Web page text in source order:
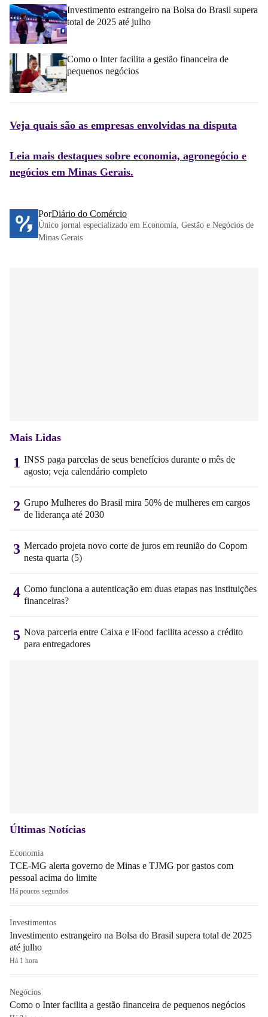
Investimento estrangeiro na Bolsa do Brasil supera
total de 2025 até julho
Como o Inter facilita a gestão financeira de
pequenos negócios
Veja quais são as empresas envolvidas na disputa
Leia mais destaques sobre economia, agronegócio e
negócios em Minas Gerais.
PorDiário do Comércio
Único jornal especializado em Economia, Gestão e Negócios de
Minas Gerais
Mais Lidas
1 INSS paga parcelas de seus benefícios durante o mês de
agosto; veja calendário completo
2 Grupo Mulheres do Brasil mira 50% de mulheres em cargos
de liderança até 2030
3 Mercado projeta novo corte de juros em reunião do Copom
nesta quarta (5)
4 Como funciona a autenticação em duas etapas nas instituições
financeiras?
5 Nova parceria entre Caixa e iFood facilita acesso a crédito
para entregadores
Últimas Notícias
Economia
TCE-MG alerta governo de Minas e TJMG por gastos com
pessoal acima do limite
Há poucos segundos
Investimentos
Investimento estrangeiro na Bolsa do Brasil supera total de 2025
até julho
Há 1 hora
Negócios
Como o Inter facilita a gestão financeira de pequenos negócios